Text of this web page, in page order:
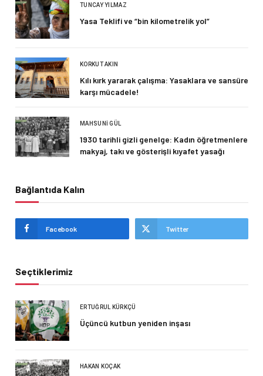
TUNCAY YILMAZ
Yasa Teklifi ve “bin kilometrelik yol”
KORKUT AKIN
Kılı kırk yararak çalışma: Yasaklara ve sansüre
karşı mücadele!
MAHSUNI GÜL
1930 tarihli gizli genelge: Kadın öğretmenlere
makyaj, takı ve gösterişli kıyafet yasağı
Bağlantıda Kalın
Facebook Twitter
Seçtiklerimiz
ERTUĞRUL KÜRKÇÜ
Üçüncü kutbun yeniden inşası
HAKAN KOÇAK